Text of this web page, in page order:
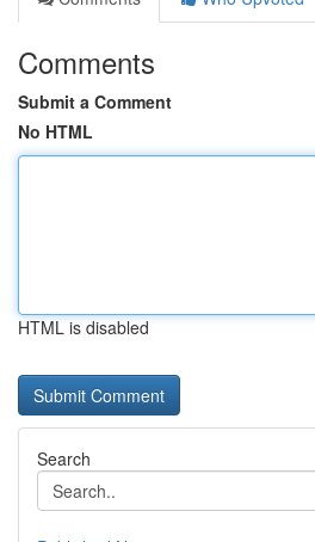
Comments
Submit a Comment
No HTML
HTML is disabled
Search